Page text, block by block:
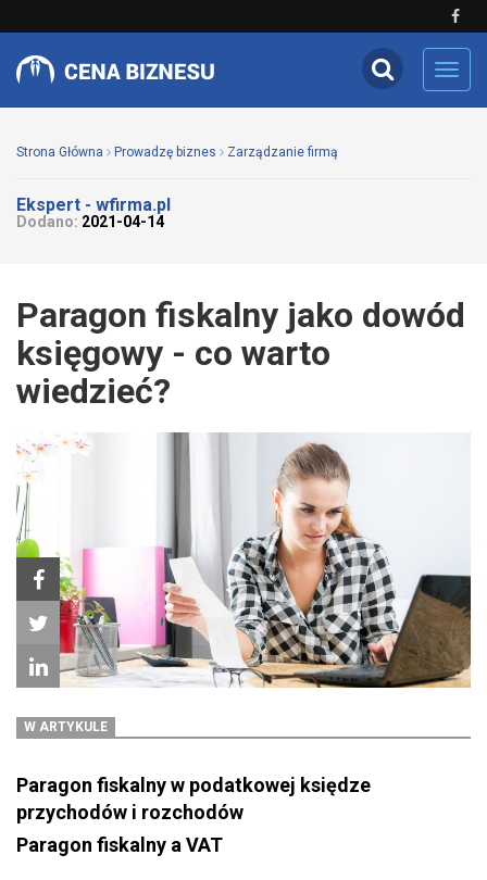
Strona Główna Prowadzę biznes Zarządzanie firmą
Ekspert - wfirma.pl
Dodano: 2021-04-14
Paragon fiskalny jako dowód
księgowy - co warto
wiedzieć?
W ARTYKULE
Paragon fiskalny w podatkowej księdze
przychodów i rozchodów
Paragon fiskalny a VAT